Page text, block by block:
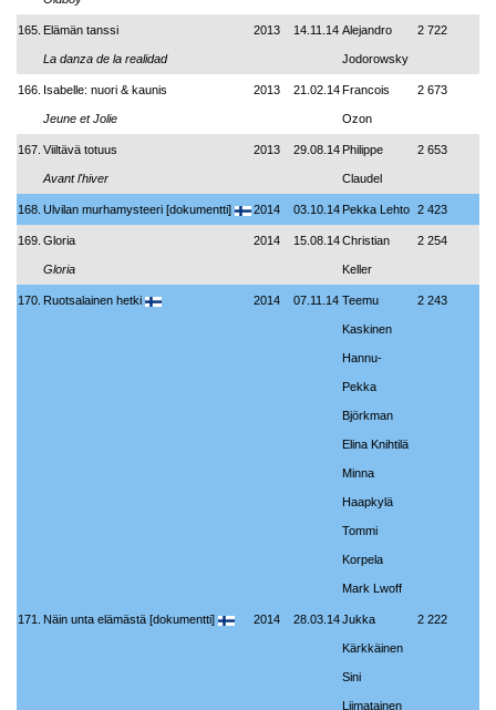
165. Elämän tanssi
La danza de la realidad
2013 14.11.14 Alejandro
Jodorowsky
2 722
166. Isabelle: nuori & kaunis
Jeune et Jolie
2013 21.02.14Francois
Ozon
2 673
167. Viiltävä totuus
Avant l'hiver
2013 29.08.14 Philippe
Claudel
2 653
168. Ulvilan murhamysteeri [dokumentti] 2014 03.10.14 Pekka Lehto 2 423
169. Gloria
Gloria
2014 15.08.14Christian
Keller
2 254
170. Ruotsalainen hetki 2014 07.11.14 Teemu
Kaskinen
Hannu-
Pekka
Björkman
Elina Knihtilä
Minna
Haapkylä
Tommi
Korpela
Mark Lwoff
2 243
171. Näin unta elämästä [dokumentti] 2014 28.03.14Jukka
Kärkkäinen
Sini
Liimatainen
2 222